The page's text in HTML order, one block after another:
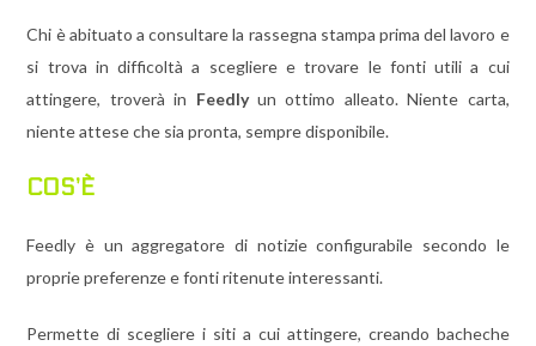
Chi è abituato a consultare la rassegna stampa prima del lavoro e
si trova in difficoltà a scegliere e trovare le fonti utili a cui
attingere, troverà in Feedlyun ottimo alleato. Niente carta,
niente attese che sia pronta, sempre disponibile.
COS’È
Feedly è un aggregatore di notizie configurabile secondo le
proprie preferenze e fonti ritenute interessanti.
Permette di scegliere i siti a cui attingere, creando bacheche